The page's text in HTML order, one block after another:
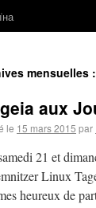
mensuelles :
aux
le 15 mars 2015 par
21 et
Linux
heureux de